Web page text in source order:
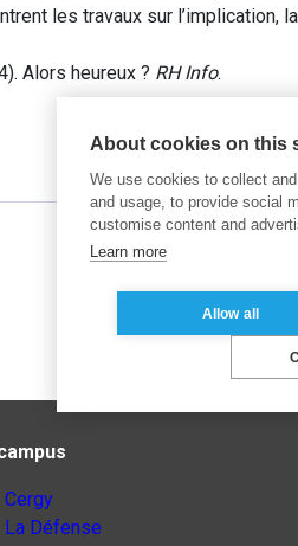
les travaux sur l’implication,
Alors heureux ? RH Info.
Cergy
La Défense
About cookies on this
We use cookies to collect
and usage, to provide social
customise content and
Learn more
Allow all